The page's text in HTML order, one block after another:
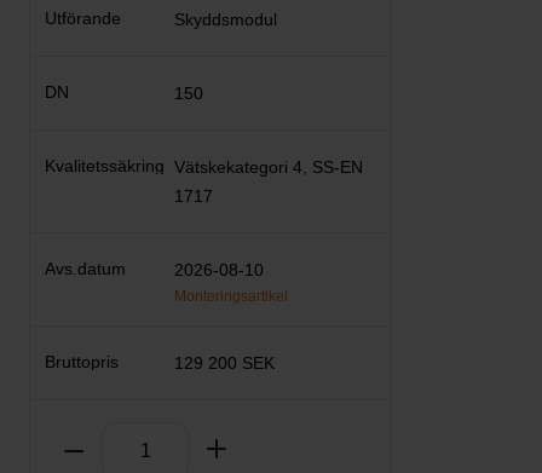
Skyddsmodul
150
Vätskekategori 4, SS-EN
1717
2026-08-10
Monteringsartikel
129 200 SEK
Ta bort